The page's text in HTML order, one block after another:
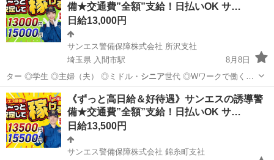
備★交通費”全額”支給！日払いOK サ…
日給13,000円
サンエス警備保障株式会社 所沢支社
埼玉県 入間市駅
8月8日
ター ◎学生 ◎主婦（夫） ◎ミドル・ シニア世代 ◎Wワークで働く方
警備経験や…
埼玉 入間市 入間市駅 警備員
サンエス警備保障株式会社
《ずっと高日給＆好待遇》サンエスの誘導警
備★交通費”全額”支給！日払いOK サ…
日給13,500円
サンエス警備保障株式会社 錦糸町支社